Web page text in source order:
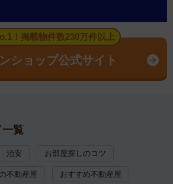
！掲載物件数230万件以上
ショップ公式サイト
一覧
治安 お部屋探しのコツ
不動産屋 おすすめ不動産屋